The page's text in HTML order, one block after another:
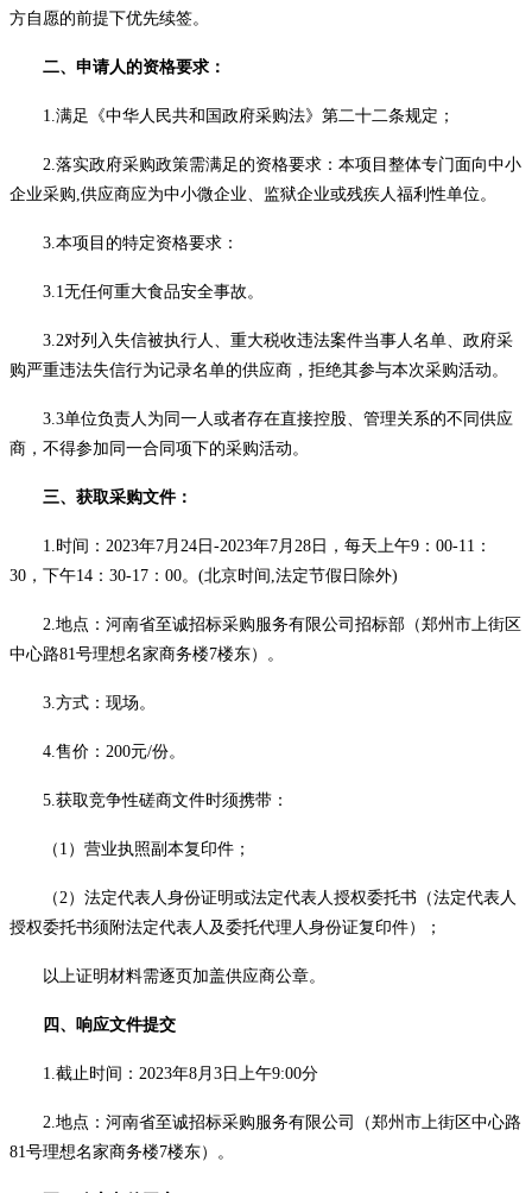
方自愿的前提下优先续签。
二、申请人的资格要求：
1.满足《中华人民共和国政府采购法》第二十二条规定；
2.落实政府采购政策需满足的资格要求：本项目整体专门面向中小
企业采购,供应商应为中小微企业、监狱企业或残疾人福利性单位。
3.本项目的特定资格要求：
3.1无任何重大食品安全事故。
3.2对列入失信被执行人、重大税收违法案件当事人名单、政府采
购严重违法失信行为记录名单的供应商，拒绝其参与本次采购活动。
3.3单位负责人为同一人或者存在直接控股、管理关系的不同供应
商，不得参加同一合同项下的采购活动。
三、获取采购文件：
1.时间： 2023年7月24日-2023年7月28日，每天上午9：00-11：
30，下午14：30-17：00。 (北京时间,法定节假日除外)
2.地点：河南省至诚招标采购服务有限公司招标部（郑州市上街区
中心路81号理想名家商务楼7楼东）。
3.方式：现场。
4.售价： 200元/份。
5.获取竞争性磋商文件时须携带：
（ 1）营业执照副本复印件；
（2）法定代表人身份证明或法定代表人授权委托书（法定代表人
授权委托书须附法定代表人及委托代理人身份证复印件）；
以上证明材料需逐页加盖供应商公章。
四、响应文件提交
1.截止时间： 2023年8月3日上午9:00分
2.地点： 河南省至诚招标采购服务有限公司（郑州市上街区中心路
81号理想名家商务楼7楼东）。